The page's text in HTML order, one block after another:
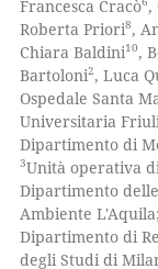
how this article has
atscite.ai
shows how a
been cited by
of the citation, a
Francesca Cracò ,
Roberta Priori8,
Chiara Baldini10,
Bartoloni2, Luca
Ospedale Santa
Universitaria
Dipartimento di
3Unità operativa
Dipartimento
Ambiente
Dipartimento di
degli Studi di